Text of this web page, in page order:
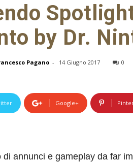
by Dr.
Pagano - 14 Giugno 2017 0
Google+
annunci e gameplay da far